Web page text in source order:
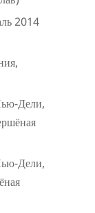
2014
Дели,
Дели,